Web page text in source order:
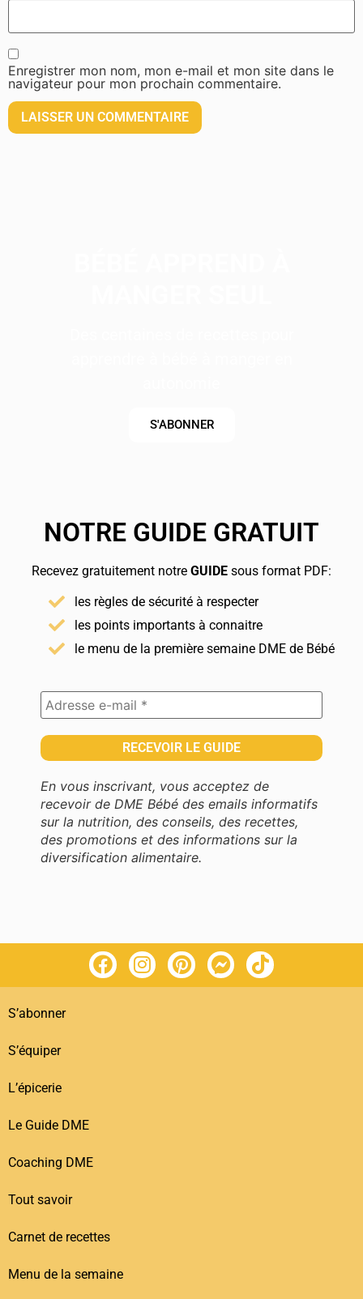
Enregistrer mon nom, mon e-mail et mon site dans le
navigateur pour mon prochain commentaire.
S'ABONNER
NOTRE GUIDE GRATUIT
Recevez gratuitement notre GUIDE sous format PDF:
les règles de sécurité à respecter
les points importants à connaitre
le menu de la première semaine DME de Bébé
En vous inscrivant, vous acceptez de
recevoir de DME Bébé des emails informatifs
sur la nutrition, des conseils, des recettes,
des promotions et des informations sur la
diversification alimentaire.
S’abonner
S’équiper
L’épicerie
Le Guide DME
Coaching DME
Tout savoir
Carnet de recettes
Menu de la semaine